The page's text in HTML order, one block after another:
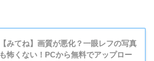
【みてね】画質が悪化？一眼レフの写真
も怖くない！PCから無料でアップロー